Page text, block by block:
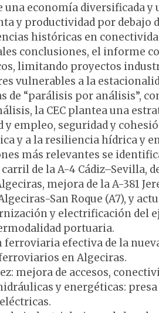
una economía diversificada
y productividad por debajo
históricas en
conclusiones, el informe
limitando proyectos
vulnerables a la
de “parálisis por análisis”,
la CEC plantea una
y empleo, seguridad y
y a la resiliencia hídrica y
más relevantes se
de la A-4 Cádiz–Sevilla,
mejora de la A-381
San Roque (A7), y
y electrificación del
portuaria.
efectiva de la
en Algeciras.
mejora de accesos,
y energéticas: